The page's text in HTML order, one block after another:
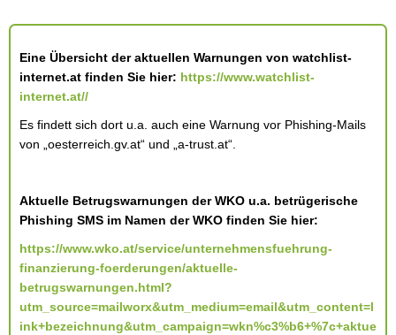
Eine Übersicht der aktuellen Warnungen von watchlist-
internet.at finden Sie hier: https://www.watchlist-
internet.at//
Es findett sich dort u.a. auch eine Warnung vor Phishing-Mails
von „oesterreich.gv.at“ und „a-trust.at“.
Aktuelle Betrugswarnungen der WKO u.a. betrügerische
Phishing SMS im Namen der WKO finden Sie hier:
https://www.wko.at/service/unternehmensfuehrung-
finanzierung-foerderungen/aktuelle-
betrugswarnungen.html?
utm_source=mailworx&utm_medium=email&utm_content=l
ink+bezeichnung&utm_campaign=wkn%c3%b6+%7c+aktue